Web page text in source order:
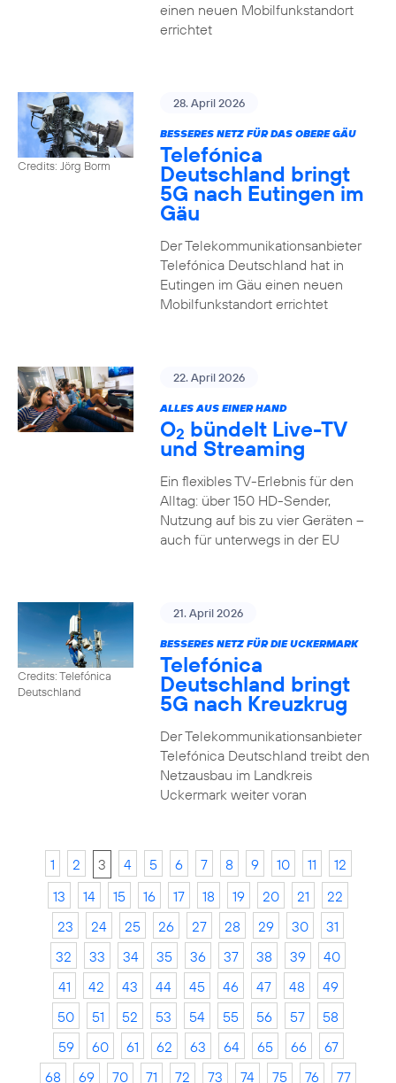
einen neuen Mobilfunkstandort
errichtet
Credits: Jörg Borm
28. April 2026
BESSERES NETZ FÜR DAS OBERE GÄU
Telefónica
Deutschland bringt
5G nach Eutingen im
Gäu
Der Telekommunikationsanbieter
Telefónica Deutschland hat in
Eutingen im Gäu einen neuen
Mobilfunkstandort errichtet
22. April 2026
ALLES AUS EINER HAND
O2 bündelt Live-TV
und Streaming
Ein flexibles TV-Erlebnis für den
Alltag: über 150 HD-Sender,
Nutzung auf bis zu vier Geräten –
auch für unterwegs in der EU
Credits: Telefónica
Deutschland
21. April 2026
BESSERES NETZ FÜR DIE UCKERMARK
Telefónica
Deutschland bringt
5G nach Kreuzkrug
Der Telekommunikationsanbieter
Telefónica Deutschland treibt den
Netzausbau im Landkreis
Uckermark weiter voran
1 2 3 4 5 6 7 8 9 10 11
12
13
14 15 16 17 18 19 20 21
22
23
24 25 26 27 28 29 30
31
32
33 34 35 36 37 38 39
40
41
42 43 44 45 46 47 48
49
50
51 52 53 54 55 56 57
58
59
60 61 62 63 64 65 66
67
68
69 70 71 72 73 74 75 76 77